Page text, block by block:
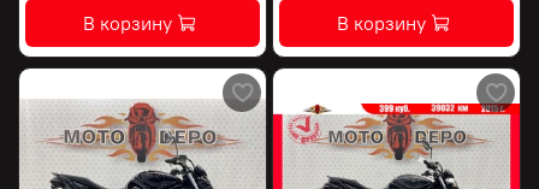
В корзину В корзину